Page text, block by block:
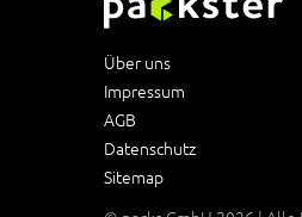
Über uns
Impressum
AGB
Datenschutz
Sitemap